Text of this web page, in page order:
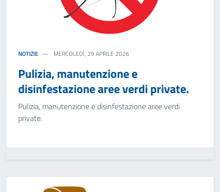
NOTIZIE MERCOLEDÌ, 29 APRILE 2026
Pulizia, manutenzione e
disinfestazione aree verdi private.
Pulizia, manutenzione e disinfestazione aree verdi
private.